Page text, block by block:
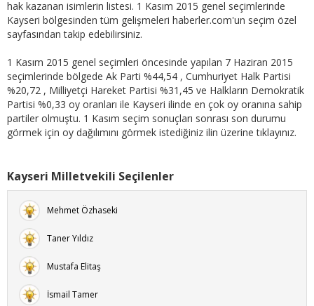
hak kazanan isimlerin listesi. 1 Kasım 2015 genel seçimlerinde
Kayseri bölgesinden tüm gelişmeleri haberler.com'un seçim özel
sayfasından takip edebilirsiniz.
1 Kasım 2015 genel seçimleri öncesinde yapılan 7 Haziran 2015
seçimlerinde bölgede Ak Parti %44,54 , Cumhuriyet Halk Partisi
%20,72 , Milliyetçi Hareket Partisi %31,45 ve Halkların Demokratik
Partisi %0,33 oy oranları ile Kayseri ilinde en çok oy oranına sahip
partiler olmuştu. 1 Kasım seçim sonuçları sonrası son durumu
görmek için oy dağılımını görmek istediğiniz ilin üzerine tıklayınız.
Kayseri Milletvekili Seçilenler
Mehmet Özhaseki
Taner Yıldız
Mustafa Elitaş
İsmail Tamer